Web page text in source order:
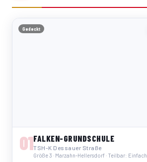
Gedeckt
01FALKEN-GRUNDSCHULE
TSH-K Dessauer Straße
Größe 3 · Marzahn-Hellersdorf · Teilbar: Einfach